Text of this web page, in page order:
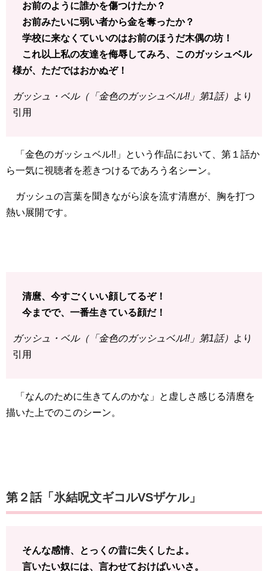
お前のように誰かを傷つけたか？
お前みたいに弱い者から金を奪ったか？
学校に来なくていいのはお前のほうだ木偶の坊！
これ以上私の友達を侮辱してみろ、このガッシュベル
様が、ただではおかぬぞ！
ガッシュ・ベル（「金色のガッシュベル!!」第1話）
より
引用
「金色のガッシュベル!!」という作品において、第１話か
ら一気に視聴者を惹きつけるであろう名シーン。
ガッシュの言葉を聞きながら涙を流す清麿が、胸を打つ
熱い展開です。
清麿、今すごくいい顔してるぞ！
今までで、一番生きている顔だ！
ガッシュ・ベル（「金色のガッシュベル!!」第1話）
より
引用
「なんのために生きてんのかな」と虚しさ感じる清麿を
描いた上でのこのシーン。
第２話「氷結呪文ギコルVSザケル」
そんな感情、とっくの昔に失くしたよ。
言いたい奴には、言わせておけばいいさ。